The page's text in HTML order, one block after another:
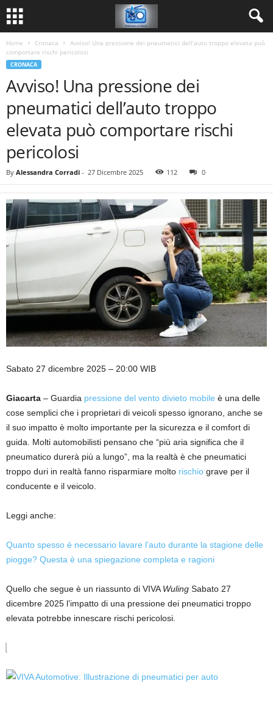
Home Cronaca
Avviso! Una pressione dei pneumatici dell’auto troppo elevata può
comportare rischi pericolosi
CRONACA
Avviso! Una pressione dei
pneumatici dell’auto troppo
elevata può comportare rischi
pericolosi
By Alessandra Corradi - 27 Dicembre 2025 112 0
Sabato 27 dicembre 2025 – 20:00 WIB
Giacarta – Guardia pressione del vento divieto mobile è una delle
cose semplici che i proprietari di veicoli spesso ignorano, anche se
il suo impatto è molto importante per la sicurezza e il comfort di
guida. Molti automobilisti pensano che “più aria significa che il
pneumatico durerà più a lungo”, ma la realtà è che pneumatici
troppo duri in realtà fanno risparmiare molto rischio grave per il
conducente e il veicolo.
Leggi anche:
Quanto spesso è necessario lavare l’auto durante la stagione delle
piogge? Questa è una spiegazione completa e ragioni
Quello che segue è un riassunto di VIVA Wuling Sabato 27
dicembre 2025 l’impatto di una pressione dei pneumatici troppo
elevata potrebbe innescare rischi pericolosi.